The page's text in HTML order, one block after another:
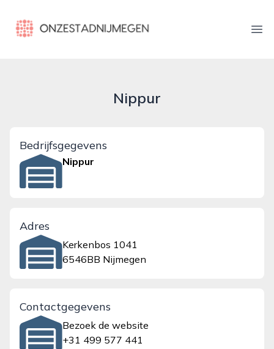
onzestadnijmegen.nl
Nippur
Bedrijfsgegevens
Nippur
Adres
Kerkenbos 1041
6546BB Nijmegen
Contactgegevens
Bezoek de website
+31 499 577 441